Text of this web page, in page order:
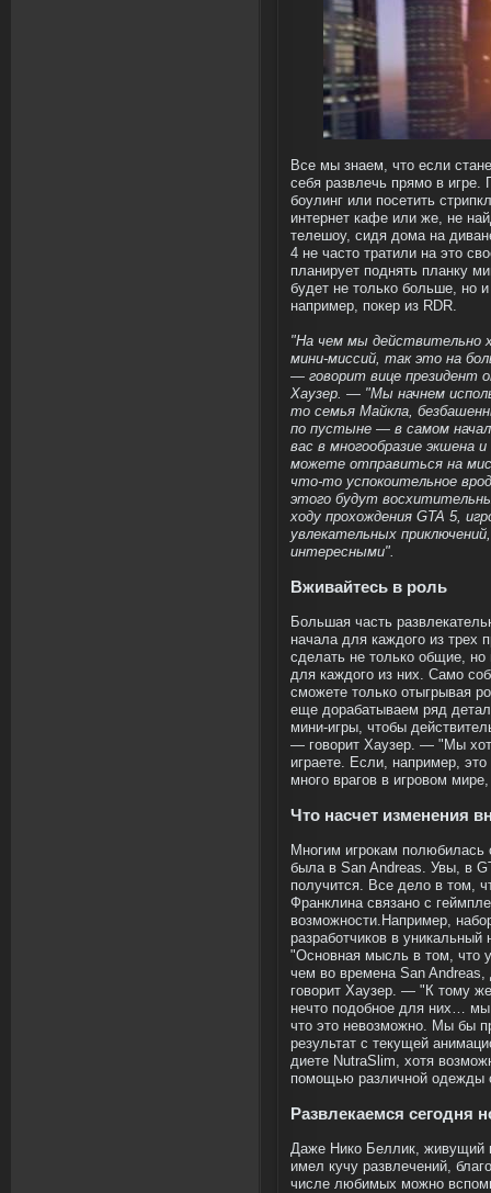
Все мы знаем, что если
себя развлечь прямо в игре.
боулинг или посетить
интернет кафе или же, не
телешоу, сидя дома на
4 не часто тратили на это
планирует поднять планку
будет не только больше, но
например, покер из RDR.
"На чем мы действительно
мини-миссий, так это на
— говорит вице президент
Хаузер. — "Мы начнем
то семья Майкла,
по пустыне — в самом
вас в многообразие экшена
можете отправиться на
что-то успокоительное
этого будут
ходу прохождения GTA 5,
увлекательных
интересными".
Вживайтесь в роль
Большая часть
начала для каждого из трех
сделать не только общие, но
для каждого из них. Само
сможете только отыгрывая
еще дорабатываем ряд
мини-игры, чтобы
— говорит Хаузер. — "Мы
играете. Если, например,
много врагов в игровом
Что насчет изменения
Многим игрокам полюбилась
была в San Andreas. Увы, в
получится. Все дело в том,
Франклина связано с
возможности.Например,
разработчиков в
"Основная мысль в том, что
чем во времена San
говорит Хаузер. — "К тому
нечто подобное для них…
что это невозможно. Мы бы
результат с текущей
диете NutraSlim, хотя
помощью различной одежды
Развлекаемся сегодня
Даже Нико Беллик, живущий
имел кучу развлечений,
числе любимых можно